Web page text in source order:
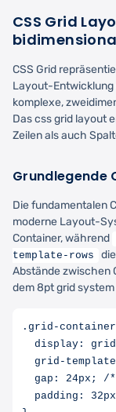
CSS Grid
CSS Grid
Layout-
komplexe,
Das css grid layout
Zeilen als auch
Grundlegende
Die fundamentalen
moderne Layout-
Container, während
template-rows
Abstände zwischen
dem 8pt grid
.grid-
display:
grid-
gap: 24px; /
padding: